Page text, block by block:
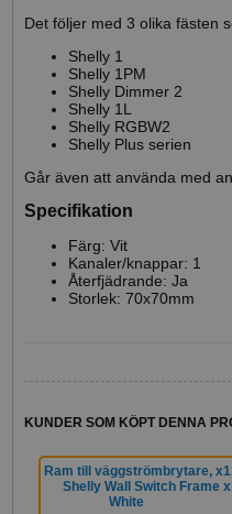
Det följer med 3 olika fästen
Shelly 1
Shelly 1PM
Shelly Dimmer 2
Shelly 1L
Shelly RGBW2
Shelly Plus serien
Går även att använda med
Specifikation
Färg: Vit
Kanaler/knappar: 1
Återfjädrande: Ja
Storlek: 70x70mm
KUNDER SOM KÖPT DENNA
Ram till väggströmbrytare,
Shelly Wall Switch Frame
White